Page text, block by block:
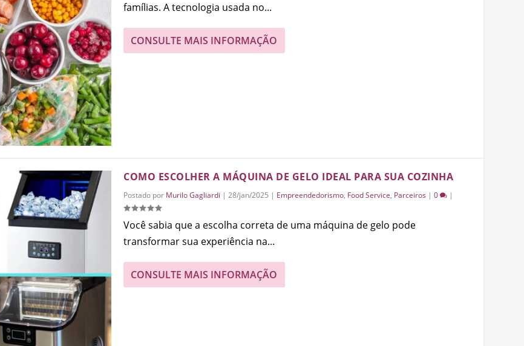
famílias. A tecnologia usada no...
CONSULTE MAIS INFORMAÇÃO
COMO ESCOLHER A MÁQUINA DE GELO IDEAL PARA SUA COZINHA
Postado por Murilo Gagliardi | 28/jan/2025 | Empreendedorismo, Food Service, Parceiros | 0 |
Você sabia que a escolha correta de uma máquina de gelo pode
transformar sua experiência na...
CONSULTE MAIS INFORMAÇÃO